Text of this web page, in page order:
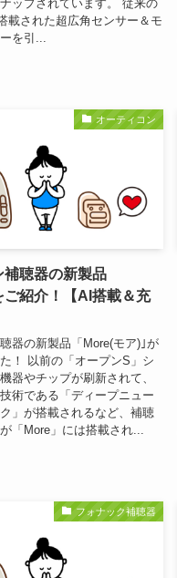
ップされています。 従来の
載された超広角センサー＆モ
を引...
オーティコン
補聴器の新製品
ご紹介！【AI搭載＆充
器の新製品「More(モア)｣が
！ 以前の「オープンS」シ
器やチップが刷新されて、
術である「ディープニュー
」が搭載されるなど、補聴
「More」には搭載され...
フォナック補聴器